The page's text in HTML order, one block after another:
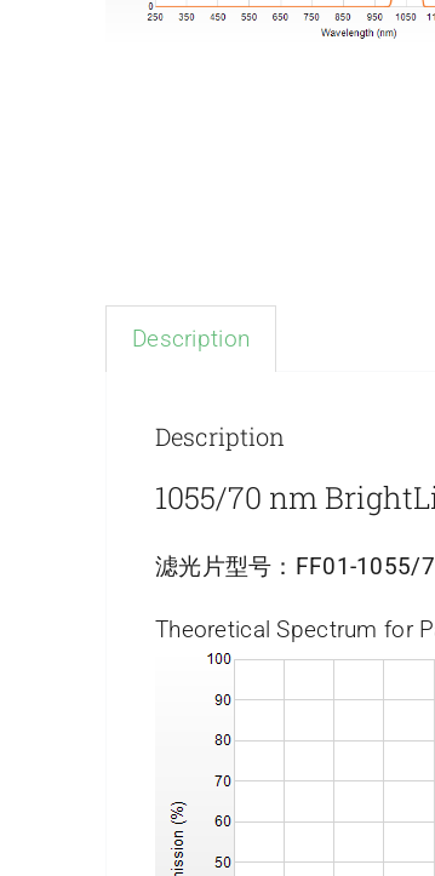
Description
Description
1055/70 nm
滤光片型号： FF01-1055/
Theoretical Spectrum for